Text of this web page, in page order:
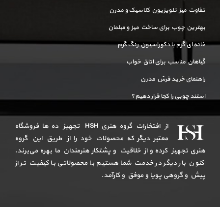
تفاوت میز تلویزیون کلاسیک و مدرن
بهترین چوب برای ساخت میز و مبلمان
خانه ای گرم با دکوراسیون رنگ گرم
گیاهان مناسب برای اتاق خواب
راهنمای خرید فرش مدرن
استند چوبی را کجا قرار دهیم؟
از افتخارات گروه هنری HSH تجهیز ده ها فروشگاه
معتبر دیگر که محصولات خود را از طریق این گروه
هنری تجهیز کرده و از خلاقیت و پشتکار هنرمندان ما بهره می‌برند.
اکنون بار دیگر در خدمت شما هستیم با محصولاتی با کیفیت تر از
پیش و گروهی پویا و موفق و کارآمد.